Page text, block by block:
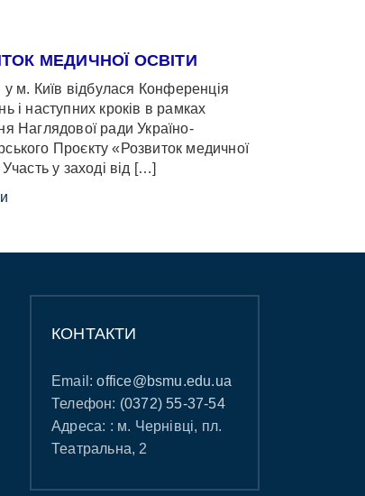
МЕДИЧНОЇ ОСВІТИ
у м. Київ відбулася Конференція
і наступних кроків в рамках
Наглядової ради Україно-
Проєкту «Розвиток медичної
Участь у заході від […]
КОНТАКТИ
Email:office@bsmu.edu.ua
Телефон: (0372) 55-37-54
Адреса: : м. Чернівці, пл.
Театральна, 2